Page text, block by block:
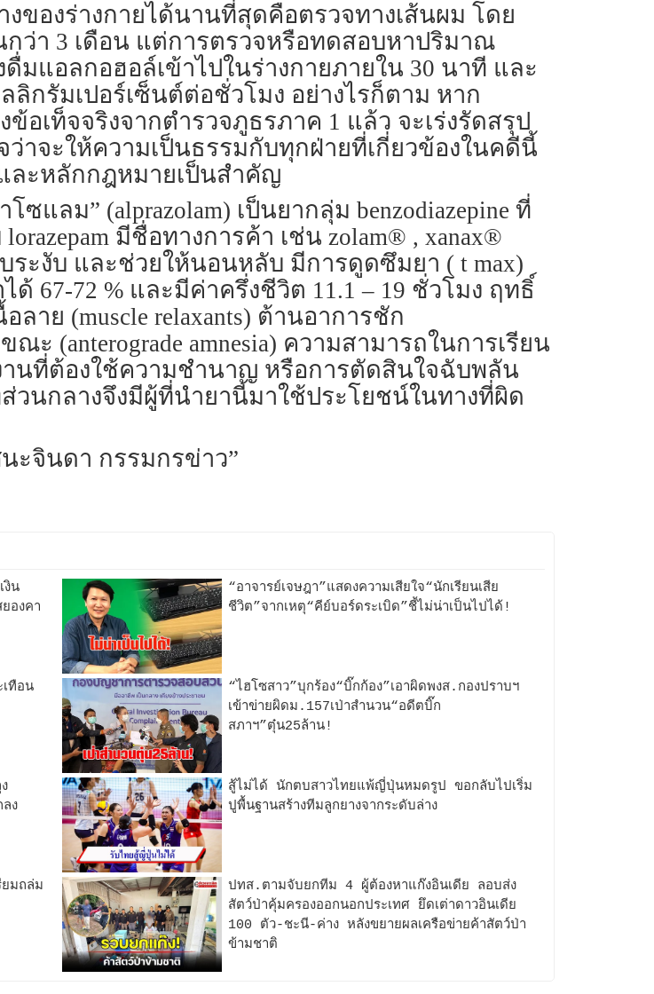
ของร่างกายได้นานที่สุดคือตรวจทางเส้นผม โดย
ว่า 3 เดือน แต่การตรวจหรือทดสอบหาปริมาณ
แอลกอฮอล์เข้าไปในร่างกายภายใน 30 นาที และ
กรัมเปอร์เซ็นต์ต่อชั่วโมง อย่างไรก็ตาม หาก
เท็จจริงจากตำรวจภูธรภาค 1 แล้ว จะเร่งรัดสรุป
าจะให้ความเป็นธรรมกับทุกฝ่ายที่เกี่ยวข้องในคดีนี้
ละหลักกฎหมายเป็นสำคัญ
แลม” (alprazolam) เป็นยากลุ่ม benzodiazepine ที่
มีชื่อทางการค้า เช่น zolam® , xanax®
ระงับ และช่วยให้นอนหลับ มีการดูดซึมยา ( t max)
67-72 % และมีค่าครึ่งชีวิต 11.1 – 19 ชั่วโมง ฤทธิ์
าย (muscle relaxants) ต้านอาการชัก
ะ (anterograde amnesia) ความสามารถในการเรียน
นที่ต้องใช้ความชำนาญ หรือการตัดสินใจฉับพลัน
วนกลางจึงมีผู้ที่นำยานี้มาใช้ประโยชน์ในทางที่ผิด
ะจินดา กรรมกรข่าว”
งิน
องคา
“อาจารย์เจษฎา”แสดงความเสียใจ“นักเรียนเสีย
ชีวิต”จากเหตุ“คีย์บอร์ดระเบิด”ชี้ไม่น่าเป็นไปได้!
ทือน
“ไฮโซสาว”บุกร้อง“บิ๊กก้อง”เอาผิดพงส.กองปราบฯ
เข้าข่ายผิดม.157เป่าสำนวน“อดีตบิ๊ก
สภาฯ”ตุ๋น25ล้าน!
ง
สู้ไม่ได้ นักตบสาวไทยแพ้ญี่ปุ่นหมดรูป ขอกลับไปเริ่ม
ปูพื้นฐานสร้างทีมลูกยางจากระดับล่าง
มถล่ม
ปทส.ตามจับยกทีม 4 ผู้ต้องหาแก๊งอินเดีย ลอบส่ง
สัตว์ป่าคุ้มครองออกนอกประเทศ ยึดเต่าดาวอินเดีย
100 ตัว-ชะนี-ค่าง หลังขยายผลเครือข่ายค้าสัตว์ป่า
ข้ามชาติ